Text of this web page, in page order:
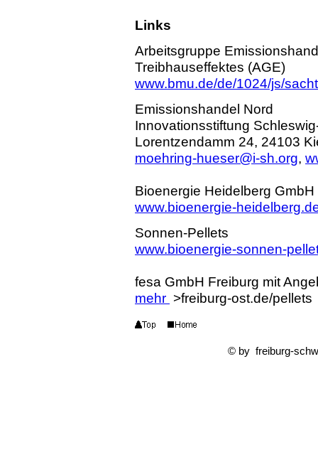
Links
Arbeitsgruppe
Treibhauseffektes (AGE)
www.bmu.de/de/1024/js/
Emissionshandel Nord
Innovationsstiftung
Lorentzendamm 24, 24103
moehring-hueser@i-sh.org,
Bioenergie Heidelberg GmbH
www.bioenergie-
Sonnen-Pellets
www.bioenergie-sonnen-
fesa GmbH Freiburg mit
mehr >freiburg-ost.de/pellets
© by freiburg-